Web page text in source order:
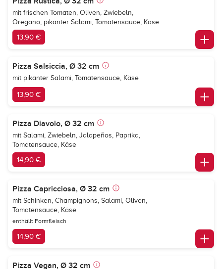
mit frischen Tomaten, Oliven, Zwiebeln,
Oregano, pikanter Salami, Tomatensauce, Käse
13,90 €
Pizza Salsiccia, Ø 32 cm
mit pikanter Salami, Tomatensauce, Käse
13,90 €
Pizza Diavolo, Ø 32 cm
mit Salami, Zwiebeln, Jalapeños, Paprika,
Tomatensauce, Käse
14,90 €
Pizza Capricciosa, Ø 32 cm
mit Schinken, Champignons, Salami, Oliven,
Tomatensauce, Käse
enthällt Formfleisch
14,90 €
Pizza Vegan, Ø 32 cm